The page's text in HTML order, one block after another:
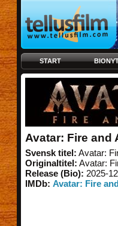
START
Avatar: Fire and
Svensk titel: Avatar:
Originaltitel: Avatar:
Release (Bio): 2025-
IMDb: Avatar: Fire